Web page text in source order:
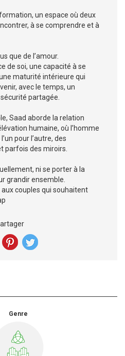
un espace où deux
à se comprendre et à
que de l’amour.
de soi, une capacité à se
maturité intérieure qui
avec le temps, un
partagée.
Saad aborde la relation
humaine, où l’homme
pour l’autre, des
parfois des miroirs.
ni se porter à la
grandir ensemble.
aux couples qui souhaitent
Genre